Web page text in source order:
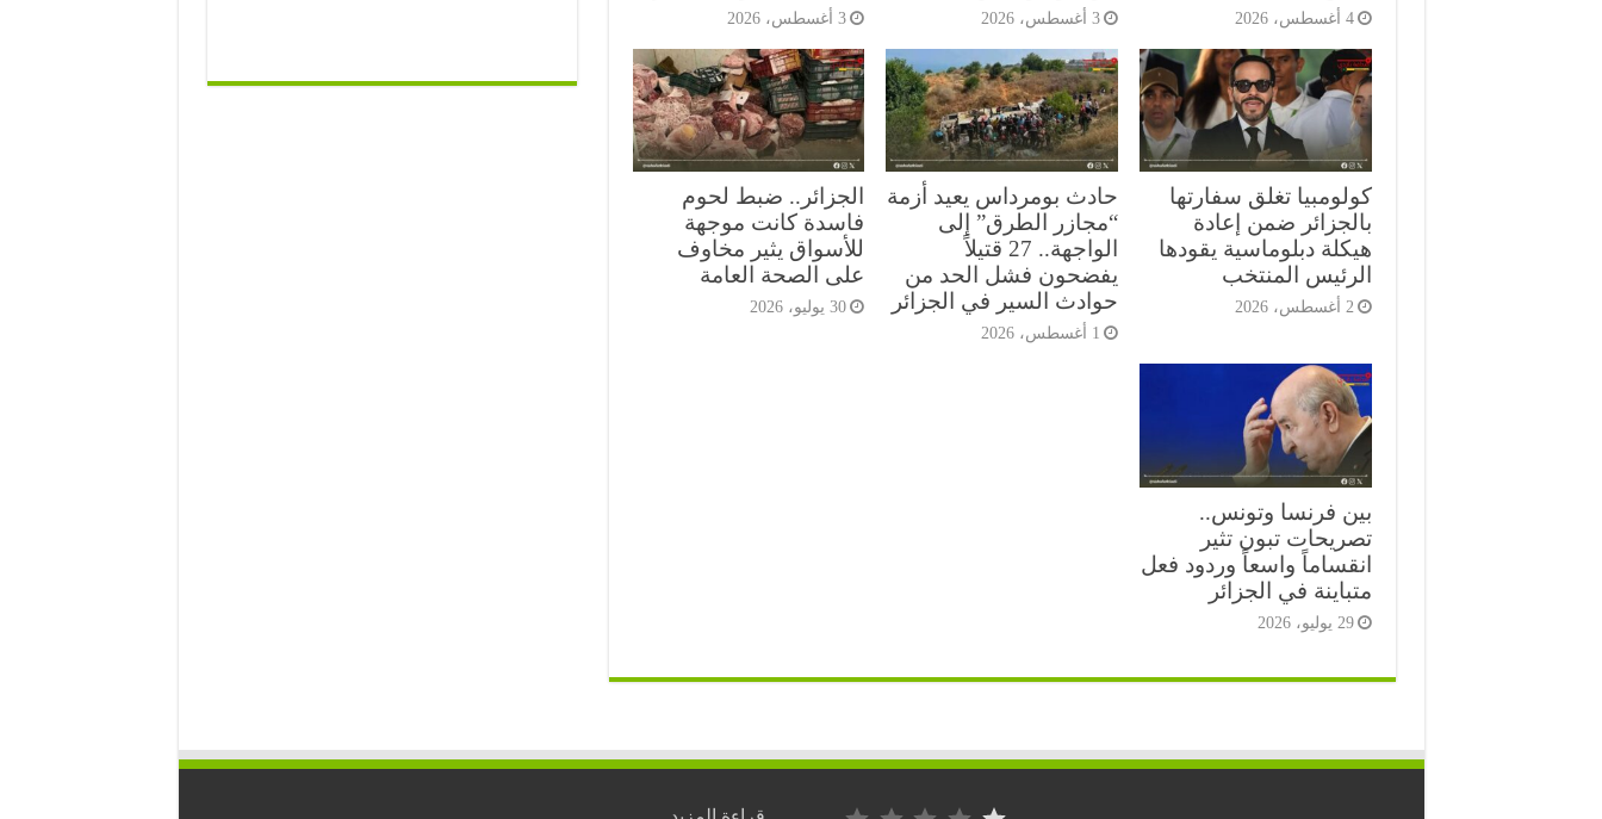
4 أغسطس، 2026 3 أغسطس، 2026 3 أغسطس، 2026
كولومبيا تغلق سفارتها
بالجزائر ضمن إعادة
هيكلة دبلوماسية يقودها
الرئيس المنتخب
2 أغسطس، 2026
حادث بومرداس يعيد أزمة
“مجازر الطرق” إلى
الواجهة.. 27 قتيلاً
يفضحون فشل الحد من
حوادث السير في الجزائر
1 أغسطس، 2026
الجزائر.. ضبط لحوم
فاسدة كانت موجهة
للأسواق يثير مخاوف
على الصحة العامة
30 يوليو، 2026
بين فرنسا وتونس..
تصريحات تبون تثير
انقساماً واسعاً وردود فعل
متباينة في الجزائر
29 يوليو، 2026